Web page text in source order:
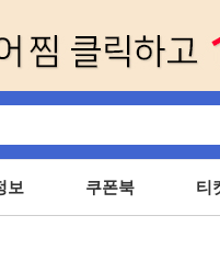
보 쿠폰북 티